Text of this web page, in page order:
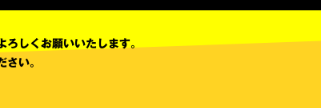
しくお願いいたします。
さい。